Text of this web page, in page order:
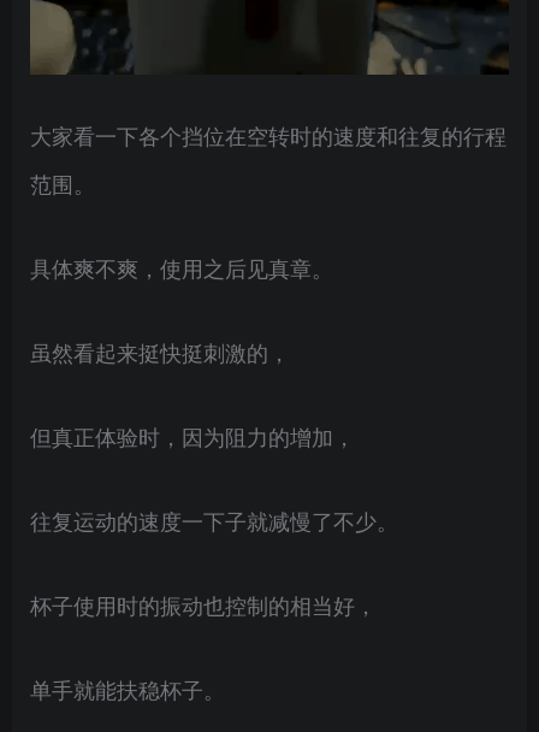
大家看一下各个挡位在空转时的速度和往复的行程
范围。
具体爽不爽，使用之后见真章。
虽然看起来挺快挺刺激的，
但真正体验时，因为阻力的增加，
往复运动的速度一下子就减慢了不少。
杯子使用时的振动也控制的相当好，
单手就能扶稳杯子。